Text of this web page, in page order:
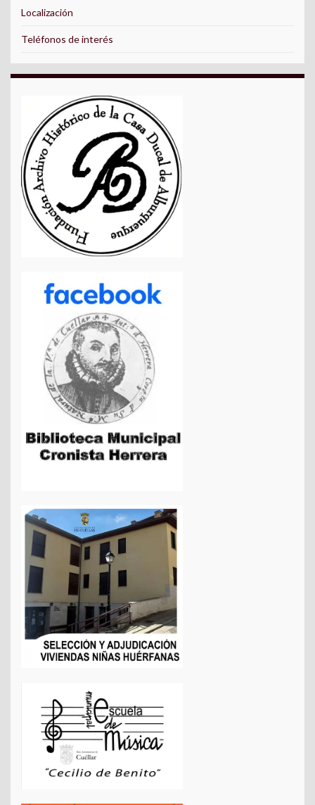
Localización
Teléfonos de interés